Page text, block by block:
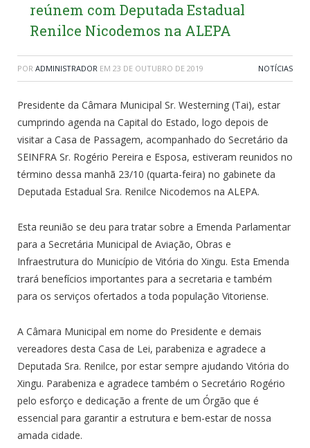
reúnem com Deputada Estadual
Renilce Nicodemos na ALEPA
POR ADMINISTRADOR EM 23 DE OUTUBRO DE 2019 NOTÍCIAS
Presidente da Câmara Municipal Sr. Westerning (Tai), estar
cumprindo agenda na Capital do Estado, logo depois de
visitar a Casa de Passagem, acompanhado do Secretário da
SEINFRA Sr. Rogério Pereira e Esposa, estiveram reunidos no
término dessa manhã 23/10 (quarta-feira) no gabinete da
Deputada Estadual Sra. Renilce Nicodemos na ALEPA.
Esta reunião se deu para tratar sobre a Emenda Parlamentar
para a Secretária Municipal de Aviação, Obras e
Infraestrutura do Município de Vitória do Xingu. Esta Emenda
trará benefícios importantes para a secretaria e também
para os serviços ofertados a toda população Vitoriense.
A Câmara Municipal em nome do Presidente e demais
vereadores desta Casa de Lei, parabeniza e agradece a
Deputada Sra. Renilce, por estar sempre ajudando Vitória do
Xingu. Parabeniza e agradece também o Secretário Rogério
pelo esforço e dedicação a frente de um Órgão que é
essencial para garantir a estrutura e bem-estar de nossa
amada cidade.